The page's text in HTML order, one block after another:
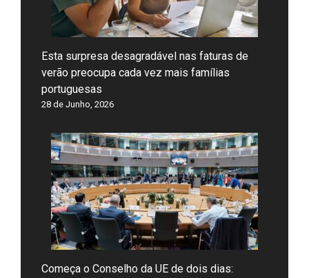
Esta surpresa desagradável nas faturas de
verão preocupa cada vez mais famílias
portuguesas
28 de Junho, 2026
Começa o Conselho da UE de dois dias: